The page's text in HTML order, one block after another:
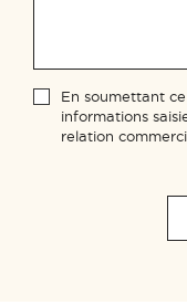
En soumettant
informations
relation